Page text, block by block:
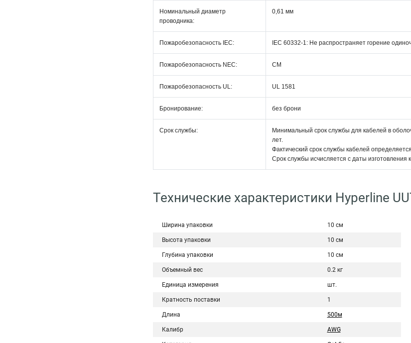
Номинальный диаметр
проводника:
0,61 мм
Пожаробезопасность IEC: IEC 60332-1: Не распространяет горение
Пожаробезопасность NEC: CM
Пожаробезопасность UL: UL 1581
Бронирование: без брони
Срок службы:
Минимальный срок службы для кабелей в
лет.
Фактический срок службы кабелей
Срок службы исчисляется с даты изготовления
Технические характеристики Hyperline
Ширина упаковки 10 см
Высота упаковки 10 см
Глубина упаковки 10 см
Объемный вес 0.2 кг
Единица измерения шт.
Кратность поставки 1
Длина 500м
Калибр AWG